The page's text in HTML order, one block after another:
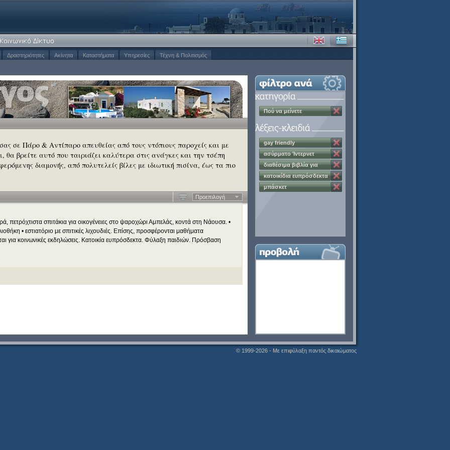
Δραστηριότητες Ακίνητα Καταστήματα Υπηρεσίες Τέχνη & Πολιτισμός
σε Πάρο & Αντίπαρο απευθείας από τους ντόπιους παροχείς και με
θα βρείτε αυτό που ταιριάζει καλύτερα στις ανάγκες και την τσέπη
διαμονής, από πολυτελείς βίλες με ιδιωτική πισίνα, έως τα πιο
Προεπιλογή
πετρόχτιστα σπιτάκια για οικογένειες στο ψαροχώρι Αμπελάς, κοντά στη Νάουσα. •
• εστιατόριο με σπιτικές λιχουδιές. Επίσης, προσφέρονται μαθήματα
για κοινωνικές εκδηλώσεις. Κατοικία ευπρόσδεκτα. Φύλαξη παιδιών. Πρόσβαση
Πού να μείνετε
gay friendly
ασύρματο Ίντερνετ
διαθέσιμα βιβλία για
επισκέπτες
κατοικίδια ευπρόσδεκτα
μπάσκετ
© 1999-2026 - Με επιφύλαξη παντός δικαιώματος